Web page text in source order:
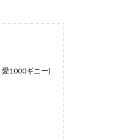
1000ギニー)